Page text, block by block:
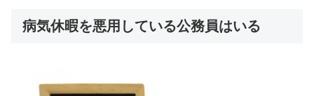
病気休暇を悪用している公務員はいる